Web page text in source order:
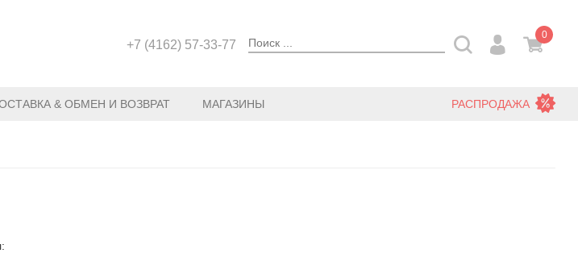
+7 (4162) 57-33-77
0
& ОБМЕН И ВОЗВРАТ МАГАЗИНЫ РАСПРОДАЖА